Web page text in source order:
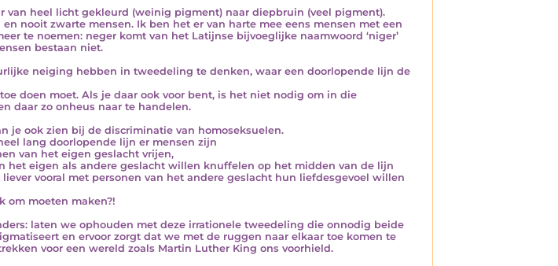
van heel licht gekleurd (weinig pigment) naar diepbruin (veel pigment).
nooit zwarte mensen. Ik ben het er van harte mee eens mensen met een
te noemen: neger komt van het Latijnse bijvoeglijke naamwoord ‘niger’
bestaan niet.
neiging hebben in tweedeling te denken, waar een doorlopende lijn de
doen moet. Als je daar ook voor bent, is het niet nodig om in die
daar zo onheus naar te handelen.
je ook zien bij de discriminatie van homoseksuelen.
lang doorlopende lijn er mensen zijn
van het eigen geslacht vrijen,
het eigen als andere geslacht willen knuffelen op het midden van de lijn
vooral met personen van het andere geslacht hun liefdesgevoel willen
om moeten maken?!
laten we ophouden met deze irrationele tweedeling die onnodig beide
en ervoor zorgt dat we met de ruggen naar elkaar toe komen te
voor een wereld zoals Martin Luther King ons voorhield.